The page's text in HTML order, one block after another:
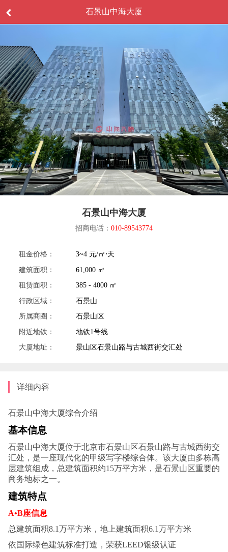
石景山中海大厦
石景山中海大厦
招商电话： 010-89543774
租金价格：
3~4 元/㎡⋅天
建筑面积：
61,000 ㎡
租赁面积：
385 - 4000 ㎡
行政区域：
石景山
所属商圈：
石景山区
附近地铁：
地铁1号线
大厦地址：
景山区石景山路与古城西街交汇处
详细内容
石景山中海大厦综合介绍
基本信息
石景山中海大厦位于北京市石景山区石景山路与古城西街交
汇处，是一座现代化的甲级写字楼综合体。该大厦由多栋高
层建筑组成，总建筑面积约15万平方米，是石景山区重要的
商务地标之一‌。
建筑特点
A•B座信息
总建筑面积8.1万平方米，地上建筑面积6.1万平方米
依国际绿色建筑标准打造，荣获LEED银级认证